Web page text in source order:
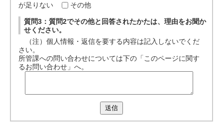
が足りない
その他
質問3：質問2でその他と回答されたかたは、理由をお聞か
せください。
（注）個人情報・返信を要する内容は記入しないでくだ
さい。
所管課への問い合わせについては下の「このページに関す
るお問い合わせ」へ。
送信